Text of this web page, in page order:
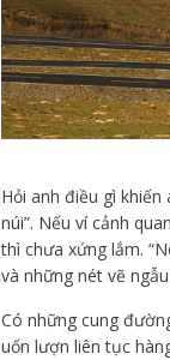
Hỏi anh điều gì
núi”. Nếu ví cảnh
thì chưa xứng lắm.
và những nét vẽ
Có những cung
uốn lượn liên tục